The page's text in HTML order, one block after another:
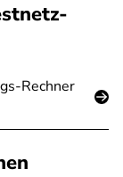
Rechner